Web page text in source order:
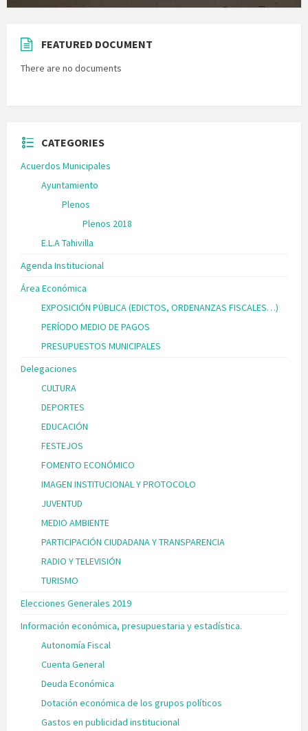
FEATURED DOCUMENT
There are no documents
CATEGORIES
Acuerdos Municipales
Ayuntamiento
Plenos
Plenos 2018
E.L.A Tahivilla
Agenda Institucional
Área Económica
EXPOSICIÓN PÚBLICA (EDICTOS, ORDENANZAS FISCALES…)
PERÍODO MEDIO DE PAGOS
PRESUPUESTOS MUNICIPALES
Delegaciones
CULTURA
DEPORTES
EDUCACIÓN
FESTEJOS
FOMENTO ECONÓMICO
IMAGEN INSTITUCIONAL Y PROTOCOLO
JUVENTUD
MEDIO AMBIENTE
PARTICIPACIÓN CIUDADANA Y TRANSPARENCIA
RADIO Y TELEVISIÓN
TURISMO
Elecciones Generales 2019
Información económica, presupuestaria y estadística.
Autonomía Fiscal
Cuenta General
Deuda Económica
Dotación económica de los grupos políticos
Gastos en publicidad institucional